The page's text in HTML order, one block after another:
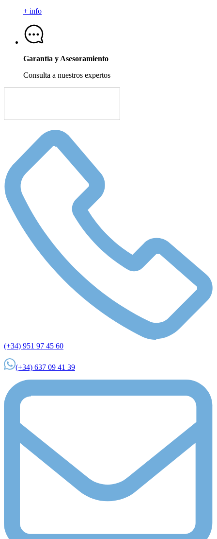
+ info
Garantía y Asesoramiento
Consulta a nuestros expertos
(+34) 951 97 45 60
(+34) 637 09 41 39